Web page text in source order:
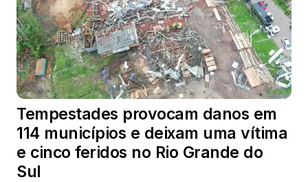
Tempestades provocam danos em
114 municípios e deixam uma vítima
e cinco feridos no Rio Grande do
Sul